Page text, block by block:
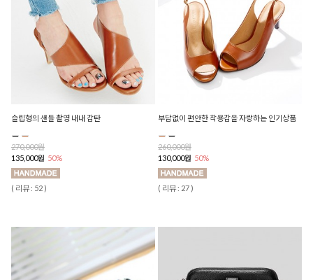
슬립형의 샌들 촬영 내내 감탄
270,000원
135,000원 50%
( 리뷰 : 52 )
부담없이 편안한 착용감을 자랑하는 인기상품
260,000원
130,000원 50%
( 리뷰 : 27 )